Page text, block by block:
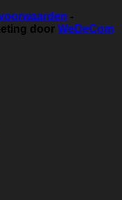
-
door WeDeCom